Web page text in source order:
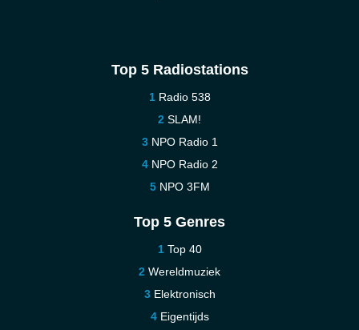
Top 5 Radiostations
Radio 538
SLAM!
NPO Radio 1
NPO Radio 2
NPO 3FM
Top 5 Genres
Top 40
Wereldmuziek
Elektronisch
Eigentijds